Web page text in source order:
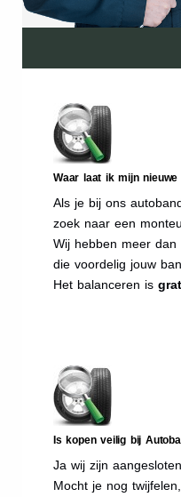
Waar laat ik mijn nieuwe
Als je bij ons
zoek naar een
Wij hebben meer dan
die voordelig jouw
Het balanceren is
Is kopen veilig bij
Ja wij zijn
Mocht je nog